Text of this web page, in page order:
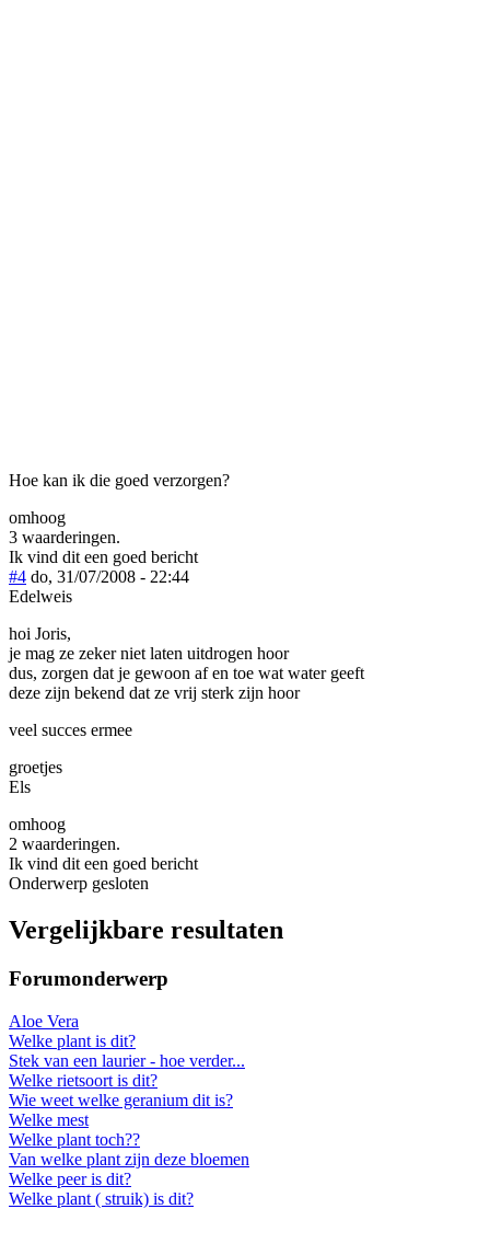
Hoe kan ik die goed verzorgen?
omhoog
3 waarderingen.
Ik vind dit een goed bericht
#4 do, 31/07/2008 - 22:44
Edelweis
hoi Joris,
je mag ze zeker niet laten uitdrogen hoor
dus, zorgen dat je gewoon af en toe wat water geeft
deze zijn bekend dat ze vrij sterk zijn hoor
veel succes ermee
groetjes
Els
omhoog
2 waarderingen.
Ik vind dit een goed bericht
Onderwerp gesloten
Vergelijkbare resultaten
Forumonderwerp
Aloe Vera
Welke plant is dit?
Stek van een laurier - hoe verder...
Welke rietsoort is dit?
Wie weet welke geranium dit is?
Welke mest
Welke plant toch??
Van welke plant zijn deze bloemen
Welke peer is dit?
Welke plant ( struik) is dit?